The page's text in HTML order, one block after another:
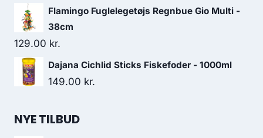
oprindelige
26.25 kr..
aktuelle
22.50 kr..
Flamingo Fuglelegetøjs Regnbue Gio Multi -
38cm
129.00 kr.
Dajana Cichlid Sticks Fiskefoder - 1000ml
149.00 kr.
NYE TILBUD